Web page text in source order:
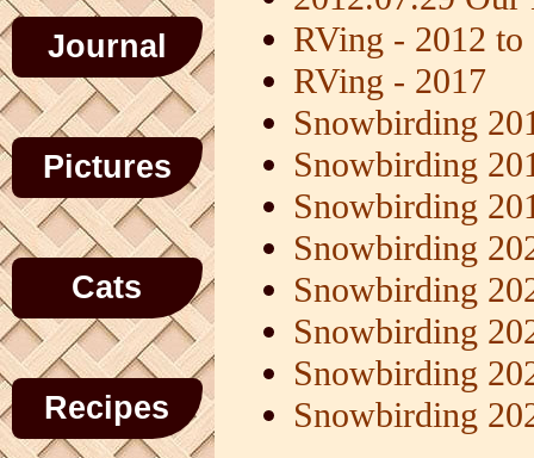
Journal
Pictures
Cats
Recipes
RVing - 2012 to
RVing - 2017
Snowbirding
Snowbirding
Snowbirding
Snowbirding
Snowbirding
Snowbirding
Snowbirding
Snowbirding